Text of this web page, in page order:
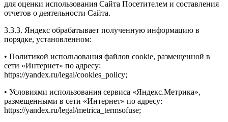
для оценки использования Сайта Посетителем и составления
отчетов о деятельности Сайта.
3.3.3. Яндекс обрабатывает полученную информацию в
порядке, установленном:
• Политикой использования файлов cookie, размещенной в
сети «Интернет» по адресу:
https://yandex.ru/legal/cookies_policy;
• Условиями использования сервиса «Яндекс.Метрика»,
размещенными в сети «Интернет» по адресу:
https://yandex.ru/legal/metrica_termsofuse;